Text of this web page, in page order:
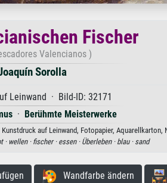
Fischer
Valencianos )
Sorolla
Leinwand · Bild-ID: 32171
· Berühmte Meisterwerke
auf Leinwand, Fotopapier, Aquarellkarton,
· wellen · fischer · essen · Überleben · blau · sand
Wandfarbe ändern